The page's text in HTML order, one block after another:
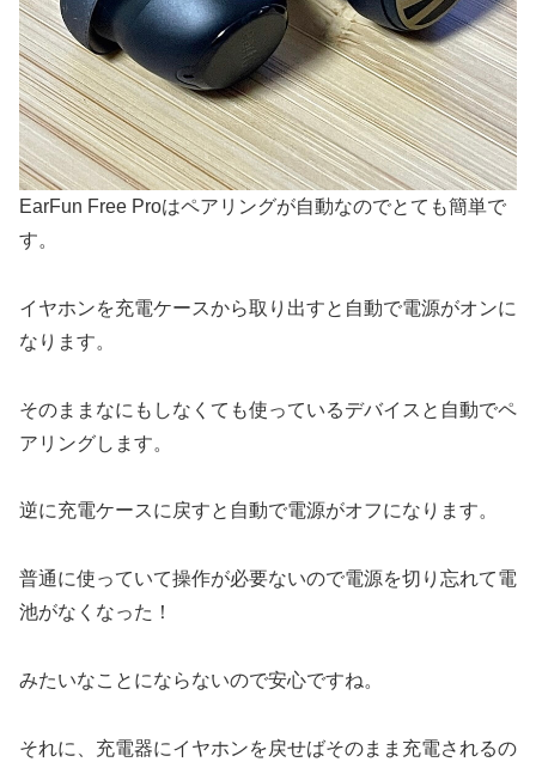
EarFun Free Proはペアリングが自動なのでとても簡単で
す。
イヤホンを充電ケースから取り出すと自動で電源がオンに
なります。
そのままなにもしなくても使っているデバイスと自動でペ
アリングします。
逆に充電ケースに戻すと自動で電源がオフになります。
普通に使っていて操作が必要ないので電源を切り忘れて電
池がなくなった！
みたいなことにならないので安心ですね。
それに、充電器にイヤホンを戻せばそのまま充電されるの